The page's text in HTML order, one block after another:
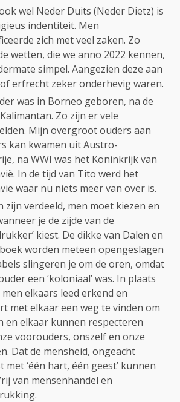
wel Neder Duits (Neder Dietz) is
indentiteit. Men
zich met veel zaken. Zo
wetten, die we anno 2022 kennen,
simpel. Aangezien deze aan
erfrecht zeker onderhevig waren.
was in Borneo geboren, na de
Zo zijn er vele
Mijn overgroot ouders aan
kan kwamen uit Austro-
na WWI was het Koninkrijk van
In de tijd van Tito werd het
waar nu niets meer van over is.
zijn verdeeld, men moet kiezen en
je de zijde van de
kiest. De dikke van Dalen en
worden meteen opengeslagen
slingeren je om de oren, omdat
een ‘koloniaal’ was. In plaats
elkaars leed erkend en
met elkaar een weg te vinden om
en elkaar kunnen respecteren
voorouders, onszelf en onze
Dat de mensheid, ongeacht
met ‘één hart, één geest’ kunnen
van mensenhandel en